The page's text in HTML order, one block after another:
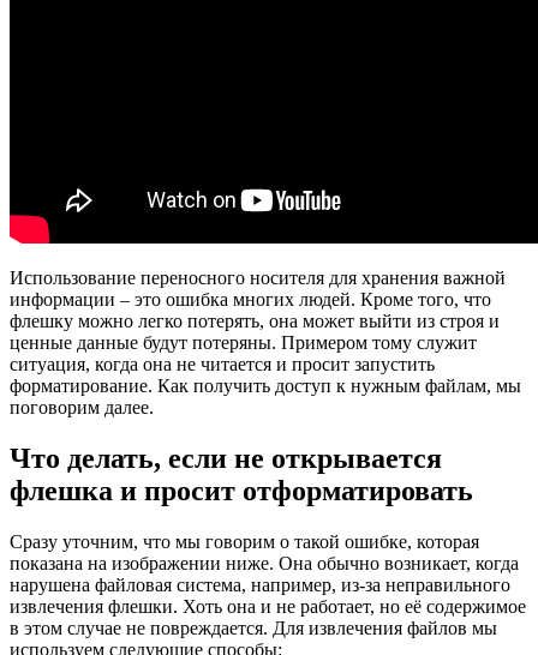
Использование переносного носителя для хранения важной
информации – это ошибка многих людей. Кроме того, что
флешку можно легко потерять, она может выйти из строя и
ценные данные будут потеряны. Примером тому служит
ситуация, когда она не читается и просит запустить
форматирование. Как получить доступ к нужным файлам, мы
поговорим далее.
Что делать, если не открывается
флешка и просит отформатировать
Сразу уточним, что мы говорим о такой ошибке, которая
показана на изображении ниже. Она обычно возникает, когда
нарушена файловая система, например, из-за неправильного
извлечения флешки. Хоть она и не работает, но её содержимое
в этом случае не повреждается. Для извлечения файлов мы
используем следующие способы: